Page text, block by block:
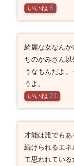
いいね 6
綺麗な女なんか
ちのかみさん
うなもんだよ
うよ。
いいね 21
才能は誰でも
続けられるエ
て思われている